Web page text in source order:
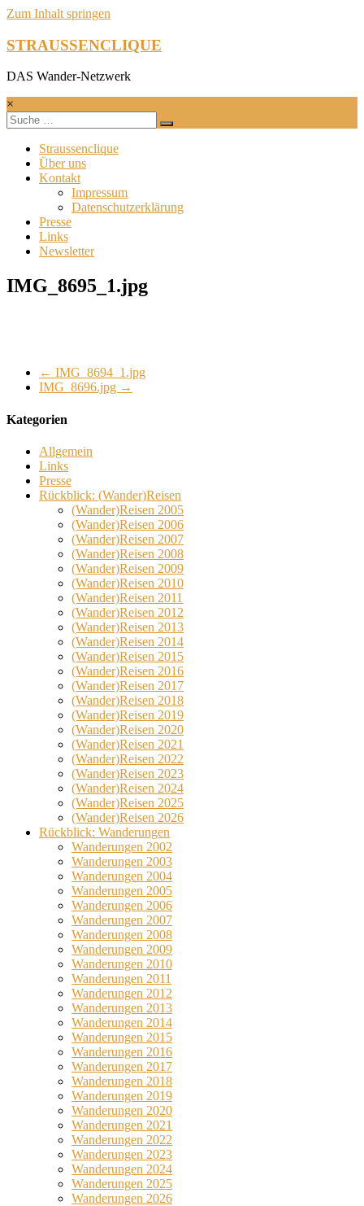
Zum Inhalt springen
STRAUSSENCLIQUE
DAS Wander-Netzwerk
×
Straussenclique
Über uns
Kontakt
Impressum
Datenschutzerklärung
Presse
Links
Newsletter
IMG_8695_1.jpg
← IMG_8694_1.jpg
IMG_8696.jpg →
Kategorien
Allgemein
Links
Presse
Rückblick: (Wander)Reisen
(Wander)Reisen 2005
(Wander)Reisen 2006
(Wander)Reisen 2007
(Wander)Reisen 2008
(Wander)Reisen 2009
(Wander)Reisen 2010
(Wander)Reisen 2011
(Wander)Reisen 2012
(Wander)Reisen 2013
(Wander)Reisen 2014
(Wander)Reisen 2015
(Wander)Reisen 2016
(Wander)Reisen 2017
(Wander)Reisen 2018
(Wander)Reisen 2019
(Wander)Reisen 2020
(Wander)Reisen 2021
(Wander)Reisen 2022
(Wander)Reisen 2023
(Wander)Reisen 2024
(Wander)Reisen 2025
(Wander)Reisen 2026
Rückblick: Wanderungen
Wanderungen 2002
Wanderungen 2003
Wanderungen 2004
Wanderungen 2005
Wanderungen 2006
Wanderungen 2007
Wanderungen 2008
Wanderungen 2009
Wanderungen 2010
Wanderungen 2011
Wanderungen 2012
Wanderungen 2013
Wanderungen 2014
Wanderungen 2015
Wanderungen 2016
Wanderungen 2017
Wanderungen 2018
Wanderungen 2019
Wanderungen 2020
Wanderungen 2021
Wanderungen 2022
Wanderungen 2023
Wanderungen 2024
Wanderungen 2025
Wanderungen 2026